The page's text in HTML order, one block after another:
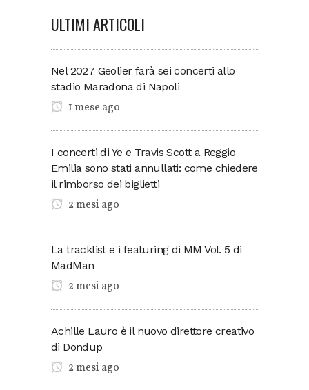
ULTIMI ARTICOLI
Nel 2027 Geolier farà sei concerti allo
stadio Maradona di Napoli
1 mese ago
I concerti di Ye e Travis Scott a Reggio
Emilia sono stati annullati: come chiedere
il rimborso dei biglietti
2 mesi ago
La tracklist e i featuring di MM Vol. 5 di
MadMan
2 mesi ago
Achille Lauro è il nuovo direttore creativo
di Dondup
2 mesi ago